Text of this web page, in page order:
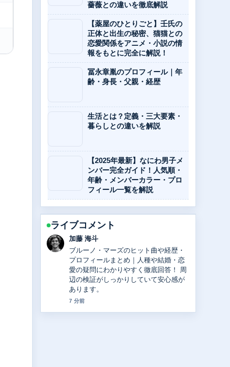
薔薇との違いを徹底解説
【薬屋のひとりごと】壬氏の
正体と出生の秘密、猫猫との
恋愛関係をアニメ・小説の情
報をもとに完全に解説！
冨永章胤のプロフィール｜年
齢・身長・父親・経歴
生活とは？定義・三大要素・
暮らしとの違いを解説
【2025年最新】なにわ男子メ
ンバー完全ガイド！人気順・
年齢・メンバーカラー・プロ
フィール一覧を解説
ライブコメント
加藤 海斗
ブルーノ・マーズのヒット曲や経歴・
プロフィールまとめ｜人種や結婚・恋
愛の疑問にわかりやすく徹底回答！ 周
辺の検証がしっかりしていて安心感が
あります。
7 分前